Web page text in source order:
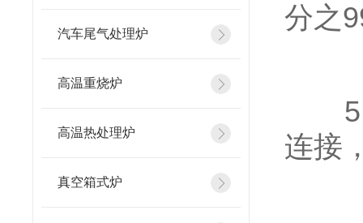
汽车尾气处理炉
高温重烧炉
高温热处理炉
真空箱式炉
分之
5.
连接